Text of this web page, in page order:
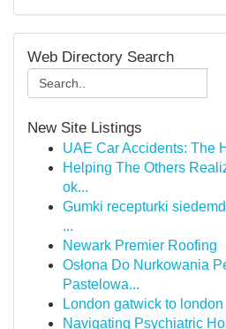
Web Directory Search
New Site Listings
UAE Car Accidents: The
Helping The Others
ok...
Gumki recepturki
...
Newark Premier Roofing
Osłona Do Nurkowania
Pastelowa...
London gatwick to
Navigating Psychiatric